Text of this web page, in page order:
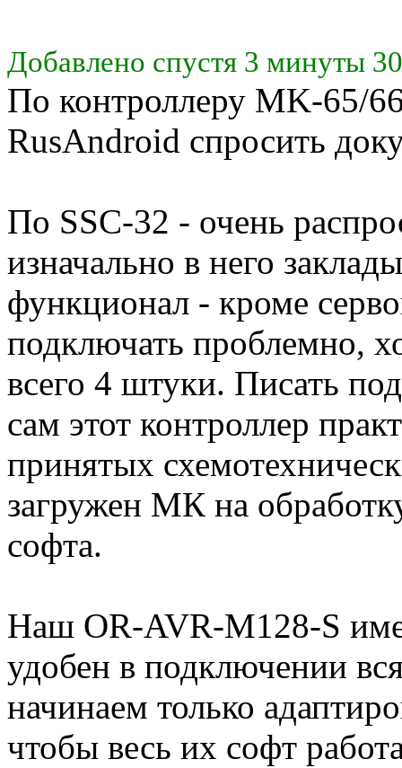
Добавлено спустя 3 минуты
По контроллеру MK-65/
RusAndroid спросить
По SSC-32 - очень
изначально в него
функционал - кроме
подключать проблемно,
всего 4 штуки. Писать
сам этот контроллер
принятых
загружен МК на
софта.
Наш OR-AVR-M128-S
удобен в подключении
начинаем только
чтобы весь их софт